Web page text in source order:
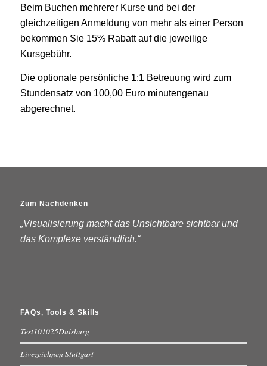
Beim Buchen mehrerer Kurse und bei der
gleichzeitigen Anmeldung von mehr als einer Person
bekommen Sie 15% Rabatt auf die jeweilige
Kursgebühr.
Die optionale persönliche 1:1 Betreuung wird zum
Stundensatz von 100,00 Euro minutengenau
abgerechnet.
Zum Nachdenken
„Visualisierung macht das Unsichtbare sichtbar und
das Komplexe verständlich.“
FAQs, Tools & Skills
Test101025Duisburg
Livezeichnen Stuttgart